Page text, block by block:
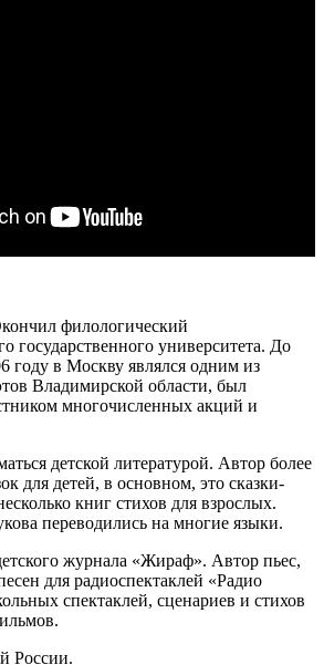
филологический
государственного университета. До
году в Москву являлся одним из
Владимирской области, был
многочисленных акций и
детской литературой. Автор более
для детей, в основном, это сказки-
книг стихов для взрослых.
переводились на многие языки.
журнала «Жираф». Автор пьес,
для радиоспектаклей «Радио
спектаклей, сценариев и стихов
России.